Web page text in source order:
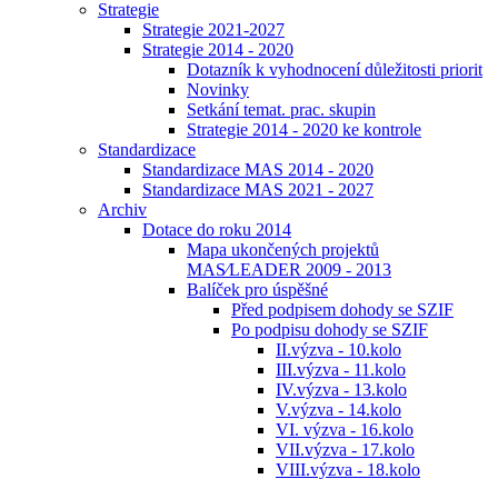
Strategie
Strategie 2021-2027
Strategie 2014 - 2020
Dotazník k vyhodnocení důležitosti priorit
Novinky
Setkání temat. prac. skupin
Strategie 2014 - 2020 ke kontrole
Standardizace
Standardizace MAS 2014 - 2020
Standardizace MAS 2021 - 2027
Archiv
Dotace do roku 2014
Mapa ukončených projektů
MAS⁄LEADER 2009 - 2013
Balíček pro úspěšné
Před podpisem dohody se SZIF
Po podpisu dohody se SZIF
II.výzva - 10.kolo
III.výzva - 11.kolo
IV.výzva - 13.kolo
V.výzva - 14.kolo
VI. výzva - 16.kolo
VII.výzva - 17.kolo
VIII.výzva - 18.kolo